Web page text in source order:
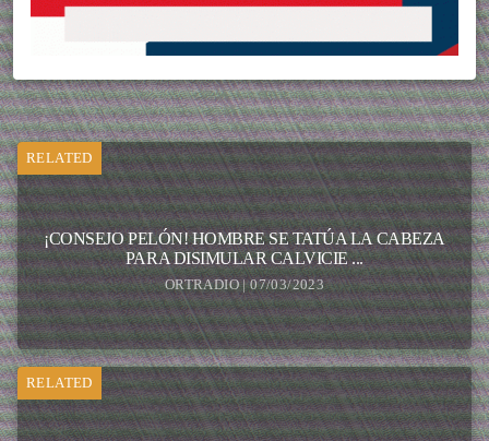
RELATED
¡CONSEJO PELÓN! HOMBRE SE TATÚA LA CABEZA
PARA DISIMULAR CALVICIE ...
ORTRADIO | 07/03/2023
RELATED